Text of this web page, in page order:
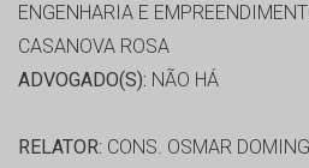
ENGENHARIA E
CASANOVA ROSA
ADVOGADO(S): NÃO HÁ
RELATOR: CONS. OSMAR